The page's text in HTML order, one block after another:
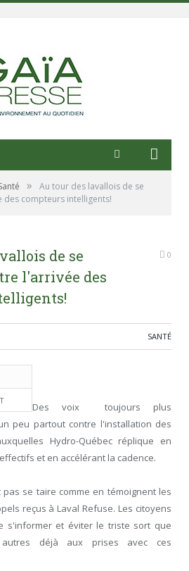
»
Au tour des lavallois de se
compteurs intelligents!
de se
l'arrivée des
0
SANTÉ
Des voix toujours plus
peu partout contre l'installation des
Hydro-Québec réplique en
et en accélérant la cadence.
se taire comme en témoignent les
reçus à Laval Refuse. Les citoyens
s'informer et éviter le triste sort que
autres déjà aux prises avec ces